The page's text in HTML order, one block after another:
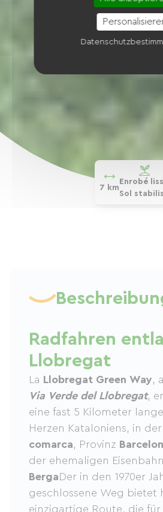
7 km
Enrobé
Sol
Radfahren
Llobregat
La Llobregat Green Way,
Via Verde del Llobregat,
eine fast 5 Kilometer
Herzen Kataloniens, in der
comarca, Provinz
der ehemaligen
BergaDer in den 1970er
geschlossene Weg bietet
einzigartige Route, die für